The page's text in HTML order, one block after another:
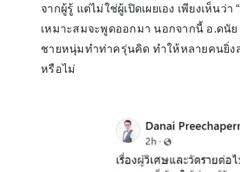
จากผู้รู้ แต่ไม่ใช่ผู้เปิดเผยเอง เพียงเห็นว่
เหมาะสมจะพูดออกมา นอกจากนี้ อ.ดนั
ชายหนุ่มทำท่าครุ่นคิด ทำให้หลายคนยิ่ง
หรือไม่